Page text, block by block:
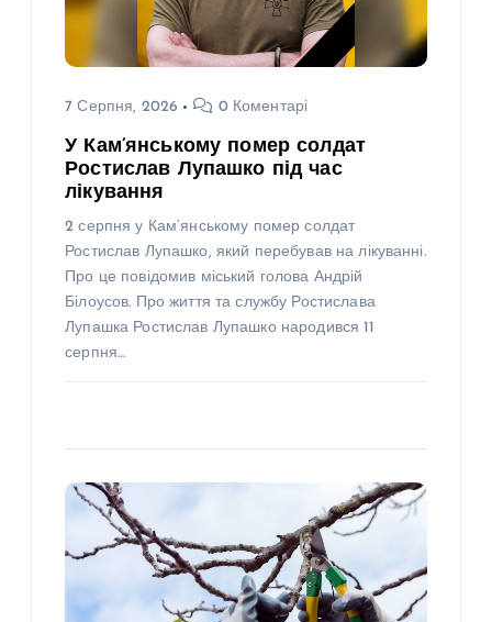
7 Серпня, 2026 0 Коментарі
У Кам’янському помер солдат
Ростислав Лупашко під час
лікування
2 серпня у Кам’янському помер солдат
Ростислав Лупашко, який перебував на лікуванні.
Про це повідомив міський голова Андрій
Білоусов. Про життя та службу Ростислава
Лупашка Ростислав Лупашко народився 11
серпня…